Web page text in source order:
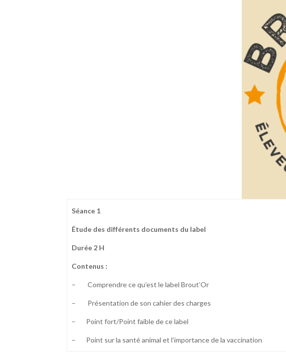
Séance 1
Étude des différents documents du label
Durée 2 H
Contenus :
– Comprendre ce qu’est le label Brout’Or
– Présentation de son cahier des charges
– Point fort/Point faible de ce label
– Point sur la santé animal et l’importance de la vaccination